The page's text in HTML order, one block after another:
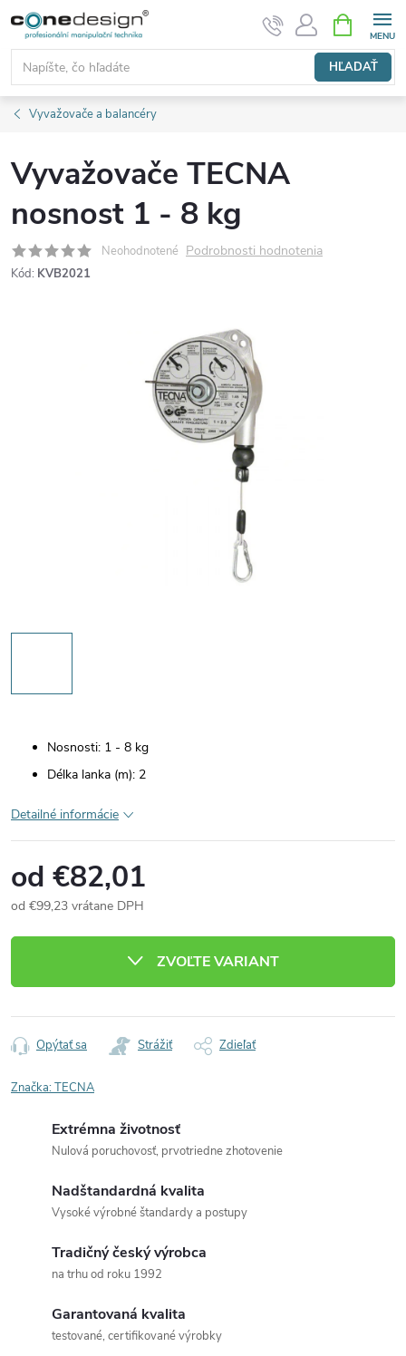
Prejsť
obsah
HĽADAŤ
KOŠÍK
Vyvažovače a balancéry
Vyvažovače TECNA
nosnost 1 - 8 kg
Neohodnotené Podrobnosti hodnotenia
Kód: KVB2021
Nosnosti: 1 - 8 kg
Délka lanka (m): 2
Detailné informácie
od €82,01
od €99,23 vrátane DPH
ZVOĽTE VARIANT
Opýtať sa Strážiť Zdieľať
Značka:TECNA
Extrémna životnosť
Nulová poruchovosť, prvotriedne zhotovenie
Nadštandardná kvalita
Vysoké výrobné štandardy a postupy
Tradičný český výrobca
na trhu od roku 1992
Garantovaná kvalita
testované, certifikované výrobky